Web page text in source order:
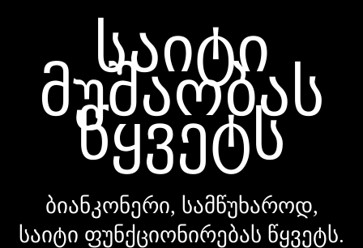
საიტი
მუშაობას
წყვეტს
ბიანკონერი, სამწუხაროდ,
საიტი ფუნქციონირებას წყვეტს.